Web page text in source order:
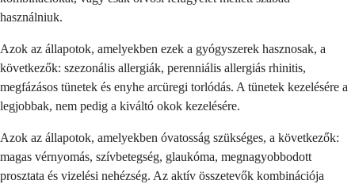
használniuk.
Azok az állapotok, amelyekben ezek a gyógyszerek hasznosak, a
következők: szezonális allergiák, perenniális allergiás rhinitis,
megfázásos tünetek és enyhe arcüregi torlódás. A tünetek kezelésére a
legjobbak, nem pedig a kiváltó okok kezelésére.
Azok az állapotok, amelyekben óvatosság szükséges, a következők:
magas vérnyomás, szívbetegség, glaukóma, megnagyobbodott
prosztata és vizelési nehézség. Az aktív összetevők kombinációja